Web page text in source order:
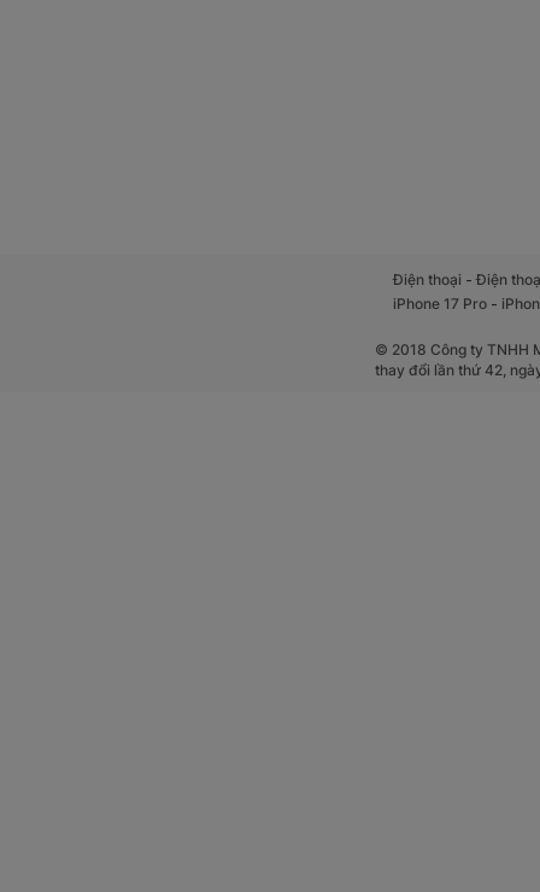
Điện thoại -Điện
iPhone 17 Pro -
© 2018 Công ty TNHH
thay đổi lần thứ 42,